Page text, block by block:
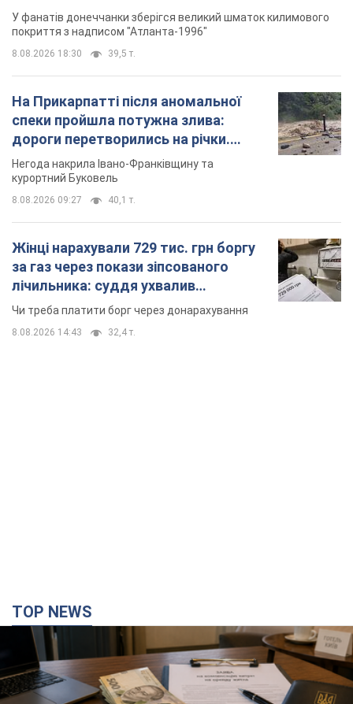
"золото" Олімпіади
У фанатів донеччанки зберігся великий шматок килимового
покриття з надписом "Атланта-1996"
8.08.2026 18:30 39,5 т.
На Прикарпатті після аномальної
спеки пройшла потужна злива:
дороги перетворились на річки.
Відео
Негода накрила Івано-Франківщину та
курортний Буковель
8.08.2026 09:27 40,1 т.
Жінці нарахували 729 тис. грн боргу
за газ через покази зіпсованого
лічильника: суддя ухвалив
неочікуване рішення
Чи треба платити борг через донарахування
8.08.2026 14:43 32,4 т.
TOP NEWS